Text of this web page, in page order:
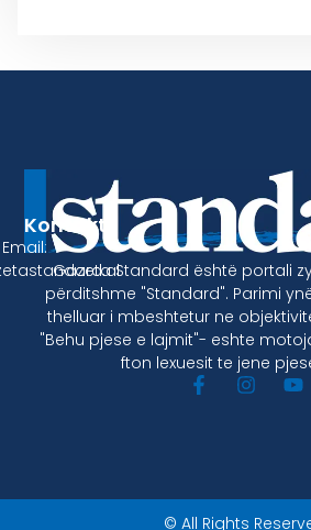
Gazeta Standard është portali
përditshme "Standard". Parimi
thelluar i mbeshtetur ne
"Behu pjese e lajmit"- eshte
fton lexuesit te jene
Kontakt
Email:
© All Rights